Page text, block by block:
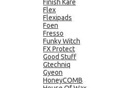
Finish Kare
Flex
Flexipads
Foen
Fresso
Funky Witch
FX Protect
Good Stuff
Gtechniq
Gyeon
HoneyCOMB